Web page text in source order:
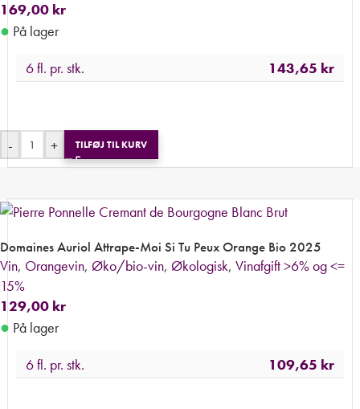
169,00 kr
● På lager
6 fl. pr. stk.
143,65 kr
- + TILFØJ TIL KURV
Domaines Auriol Attrape-Moi Si Tu Peux Orange Bio 2025
Vin, Orangevin, Øko/bio-vin, Økologisk, Vinafgift >6% og <=
15%
129,00 kr
● På lager
6 fl. pr. stk.
109,65 kr